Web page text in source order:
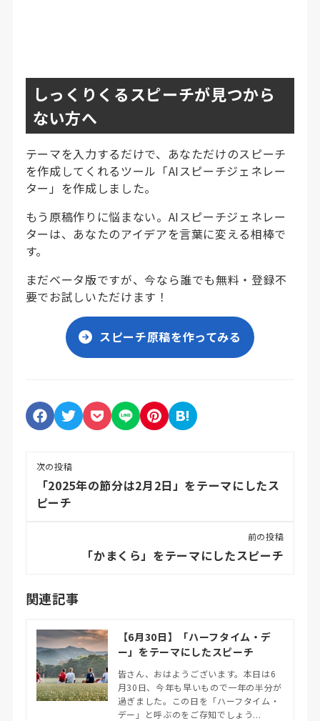
しっくりくるスピーチが見つから
ない方へ
テーマを入力するだけで、あなただけのスピーチ
を作成してくれるツール「AIスピーチジェネレー
ター」を作成しました。
もう原稿作りに悩まない。AIスピーチジェネレー
ターは、あなたのアイデアを言葉に変える相棒で
す。
まだベータ版ですが、今なら誰でも無料・登録不
要でお試しいただけます！
スピーチ原稿を作ってみる
次の投稿
「2025年の節分は2月2日」をテーマにしたス
ピーチ
前の投稿
「かまくら」をテーマにしたスピーチ
関連記事
【6月30日】「ハーフタイム・デ
ー」をテーマにしたスピーチ
皆さん、おはようございます。本日は6
月30日、今年も早いもので一年の半分が
過ぎました。この日を「ハーフタイム・
デー」と呼ぶのをご存知でしょう...